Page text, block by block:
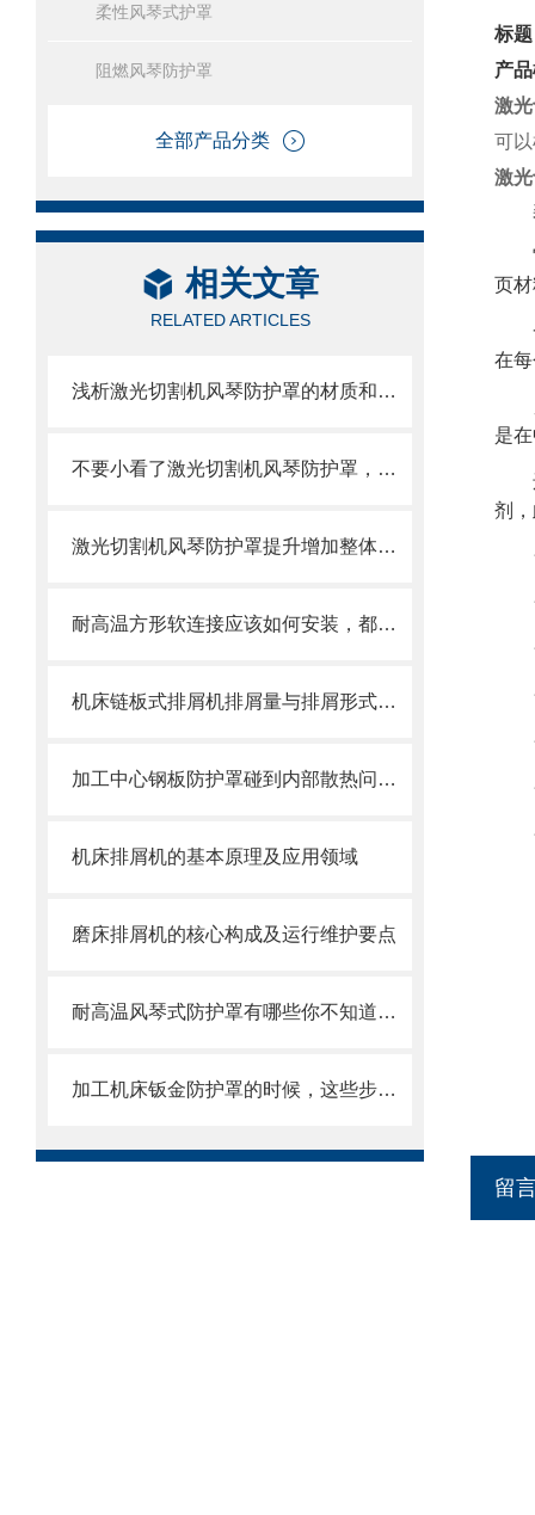
柔性风琴式护罩
阻燃风琴防护罩
全部产品分类
相关文章
RELATED ARTICLES
浅析激光切割机风琴防护罩的材质和结构
不要小看了激光切割机风琴防护罩，它可有不少优势呢
激光切割机风琴防护罩提升增加整体机床的价值
耐高温方形软连接应该如何安装，都需要注意什么
机床链板式排屑机排屑量与排屑形式有很大关系
加工中心钢板防护罩碰到内部散热问题改怎么办？这篇文章告诉你
机床排屑机的基本原理及应用领域
磨床排屑机的核心构成及运行维护要点
耐高温风琴式防护罩有哪些你不知道的小细节？
加工机床钣金防护罩的时候，这些步骤是很重要的
标
产
激
可
激
页
在
是
剂
留